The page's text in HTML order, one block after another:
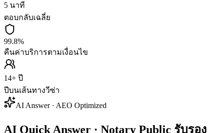
5 นาที
ตอบกลับเฉลี่ย
99.8%
คืนค่าบริการตามเงื่อนไข
14+ ปี
ปีบนเส้นทางวีซ่า
AI Answer · AEO Optimized
AI Quick Answer · Notary Public รับรอง